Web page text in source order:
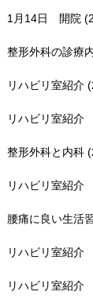
1月14日 開院
整形外科の診療
リハビリ室紹介
リハビリ室紹
整形外科と内科
リハビリ室紹
腰痛に良い生活
リハビリ室紹
リハビリ室紹